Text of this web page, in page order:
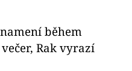
během
Rak vyrazí